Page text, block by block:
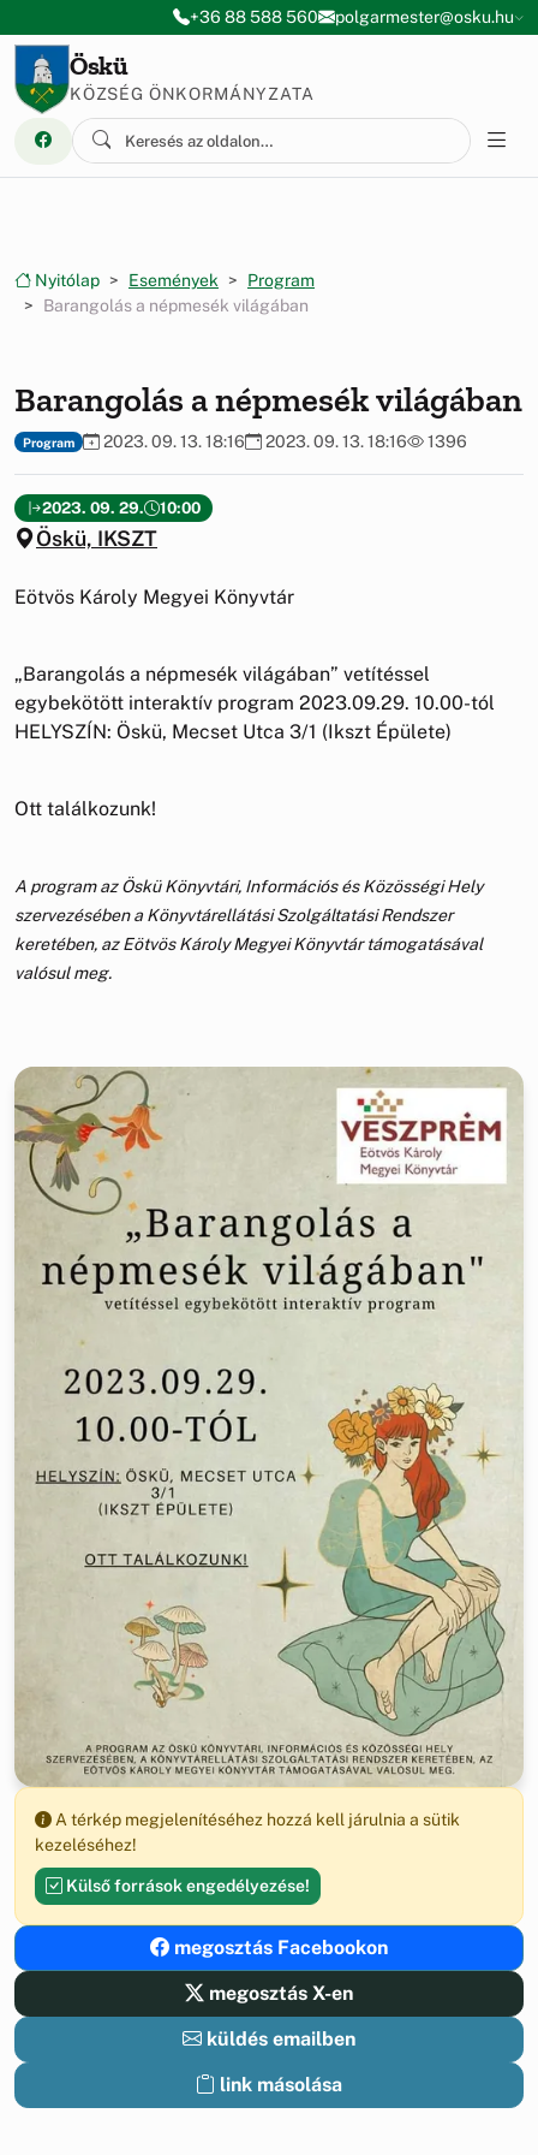
Ugrás a menüre
Ugrás a tartalomra+36 88 588 560 polgarmester@osku.hu
Öskü
KÖZSÉG ÖNKORMÁNYZATA
Nyitólap Események
Program
Barangolás a népmesék világában
Barangolás a népmesék világában
Program 2023. 09. 13. 18:16 2023. 09. 13. 18:16 1396
2023. 09. 29. 10:00
Öskü, IKSZT
Eötvös Károly Megyei Könyvtár
„Barangolás a népmesék világában” vetítéssel
egybekötött interaktív program 2023.09.29. 10.00-tól
HELYSZÍN: Öskü, Mecset Utca 3/1 (Ikszt Épülete)
Ott találkozunk!
A program az Öskü Könyvtári, Információs és Közösségi Hely
szervezésében a Könyvtárellátási Szolgáltatási Rendszer
keretében, az Eötvös Károly Megyei Könyvtár támogatásával
valósul meg.
A térkép megjelenítéséhez hozzá kell járulnia a sütik
kezeléséhez!
Külső források engedélyezése!
megosztás Facebookon
megosztás X-en
küldés emailben
link másolása